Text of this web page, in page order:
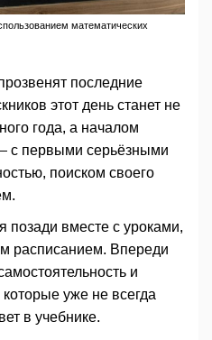
математических
последние
этот день станет не
года, а началом
с первыми серьёзными
поиском своего
позади вместе с уроками,
расписанием. Впереди
и
уже не всегда
в учебнике.